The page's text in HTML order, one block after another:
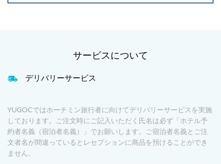
サービスについて
デリバリーサービス
YUGOCではホーチミン旅行者に向けてデリバリーサービスを実施
しております。ご注文時にご記入いただく氏名は必ず「ホテル予
約者名義（宿泊者名義）」でお願いします。ご宿泊者名義とご注
文者名が間違っているとレセプションに商品を預けることができ
ません。